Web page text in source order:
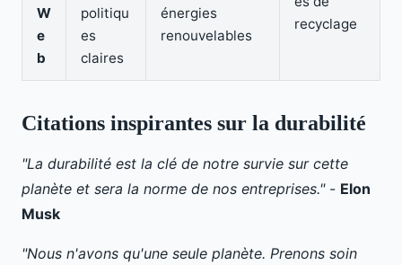
W
e
b
politiqu
es
claires
énergies
renouvelables
recyclage
Citations inspirantes sur la durabilité
"La durabilité est la clé de notre survie sur cette
planète et sera la norme de nos entreprises."- Elon
Musk
"Nous n'avons qu'une seule planète. Prenons soin